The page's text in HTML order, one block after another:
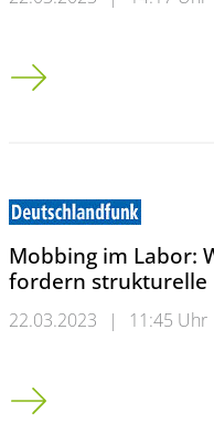
Biologin Gela Preisfeld:
Mobbing im Labor:
fordern strukturelle
22.03.2023 | 11:45 Uhr
Mobbing im Labor: